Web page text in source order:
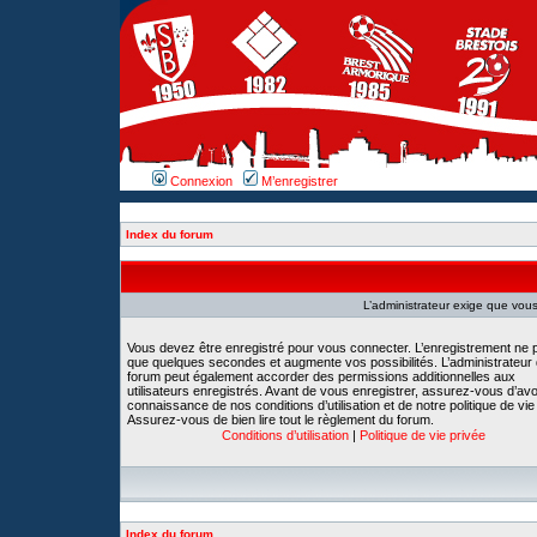
Connexion M’enregistrer
Index du forum
L’administrateur exige que
Vous devez être enregistré pour vous connecter. L’enregistrement ne
que quelques secondes et augmente vos possibilités. L’administrateur
forum peut également accorder des permissions additionnelles aux
utilisateurs enregistrés. Avant de vous enregistrer, assurez-vous
connaissance de nos conditions d’utilisation et de notre politique de
Assurez-vous de bien lire tout le règlement du forum.
Conditions d’utilisation | Politique de vie privée
Index du forum